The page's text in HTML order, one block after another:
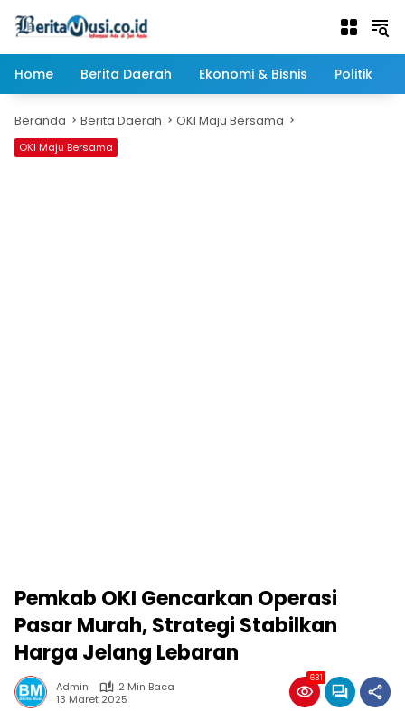
Home
Berita Daerah Ekonomi & Bisnis Politik
Beranda Berita Daerah OKI Maju Bersama
OKI Maju Bersama
Pemkab OKI Gencarkan Operasi
Pasar Murah, Strategi Stabilkan
Harga Jelang Lebaran
Admin
2 Min Baca
13 Maret 2025
631